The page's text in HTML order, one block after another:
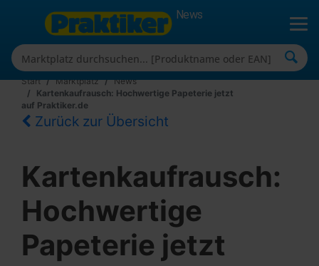
News
Start Marktplatz
News
Kartenkaufrausch: Hochwertige Papeterie jetzt
auf Praktiker.de
Zurück zur Übersicht
Kartenkaufrausch:
Hochwertige
Papeterie jetzt